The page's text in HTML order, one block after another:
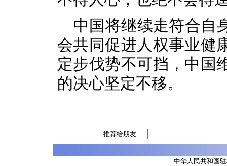
中国将继续走符合自
会共同促进人权事业健
定步伐势不可挡，中国
的决心坚定不移。
推荐给朋友
中华人民共和国